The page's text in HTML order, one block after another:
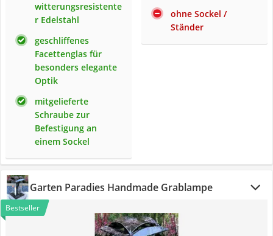
witterungsresistente
r Edelstahl
geschliffenes
Facettenglas für
besonders elegante
Optik
mitgelieferte
Schraube zur
Befestigung an
einem Sockel
ohne Sockel /
Ständer
Garten Paradies Handmade Grablampe
Bestseller